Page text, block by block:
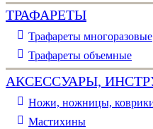
ТРАФАРЕТЫ
Трафареты многоразовые
Трафареты объемные
АКСЕССУАРЫ,
Ножи, ножницы,
Мастихины